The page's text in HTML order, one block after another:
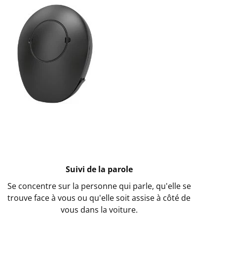
Suivi de la parole
Se concentre sur la personne qui parle, qu'elle se
trouve face à vous ou qu'elle soit assise à côté de
vous dans la voiture.